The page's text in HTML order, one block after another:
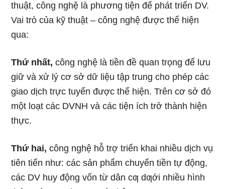
thuật, công nghệ là phương tiện để phát triển DV.
Vai trò của kỹ thuật – công nghệ được thể hiện
qua:
Thứ nhất, công nghệ là tiền đề quan trọng để lưu
giữ và xử lý cơ sở dữ liệu tập trung cho phép các
giao dịch trực tuyến được thể hiện. Trên cơ sở đó
một loạt các DVNH và các tiện ích trở thành hiện
thực.
Thứ hai, công nghệ hỗ trợ triển khai nhiều dịch vụ
tiên tiến như: các sản phẩm chuyển tiền tự động,
các DV huy động vốn từ dân cƣ dƣới nhiều hình